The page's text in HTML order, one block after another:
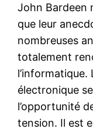
John Bardeen
que leur
nombreuses
totalement
électronique
l’opportunité
tension. Il est